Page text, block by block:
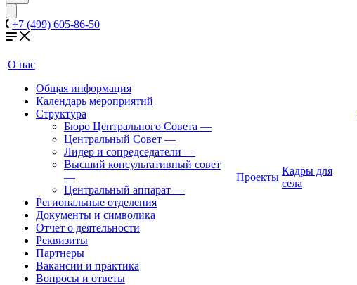
+7 (499) 605-86-50
О нас
Общая информация
Календарь мероприятий
Структура
Бюро Центрального Совета —
Центральный Совет —
Лидер и сопредседатели —
Высший консультативный совет
—
Центральный аппарат —
Региональные отделения
Документы и символика
Отчет о деятельности
Реквизиты
Партнеры
Вакансии и практика
Вопросы и ответы
Проекты
Кадры для
села